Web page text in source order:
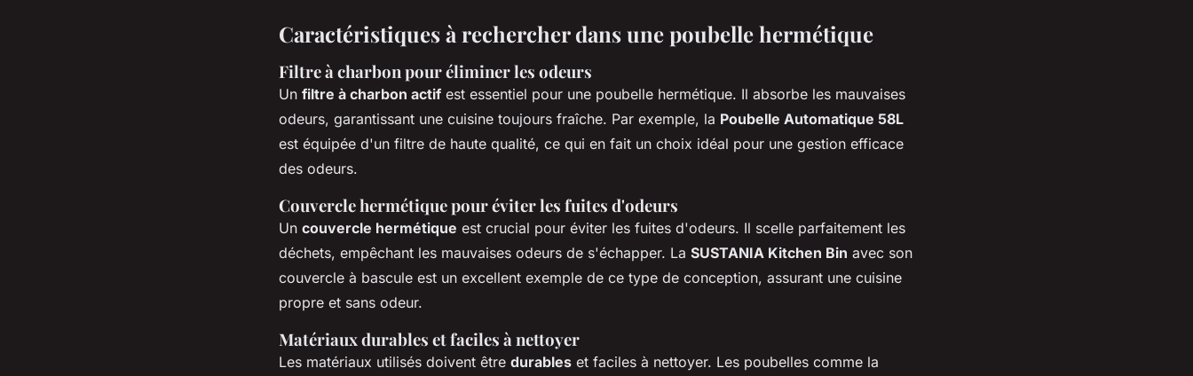
Caractéristiques à rechercher dans une poubelle hermétique
Filtre à charbon pour éliminer les odeurs
Un filtre à charbon actif est essentiel pour une poubelle hermétique. Il absorbe les mauvaises
odeurs, garantissant une cuisine toujours fraîche. Par exemple, la Poubelle Automatique 58L
est équipée d'un filtre de haute qualité, ce qui en fait un choix idéal pour une gestion efficace
des odeurs.
Couvercle hermétique pour éviter les fuites d'odeurs
Un couvercle hermétique est crucial pour éviter les fuites d'odeurs. Il scelle parfaitement les
déchets, empêchant les mauvaises odeurs de s'échapper. La SUSTANIA Kitchen Bin avec son
couvercle à bascule est un excellent exemple de ce type de conception, assurant une cuisine
propre et sans odeur.
Matériaux durables et faciles à nettoyer
Les matériaux utilisés doivent être durables et faciles à nettoyer. Les poubelles comme la